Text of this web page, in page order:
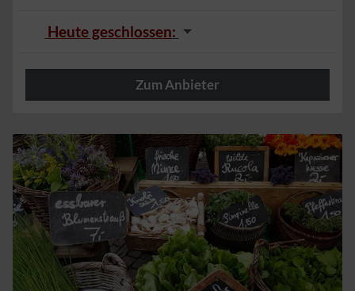
Heute geschlossen:
Zum Anbieter